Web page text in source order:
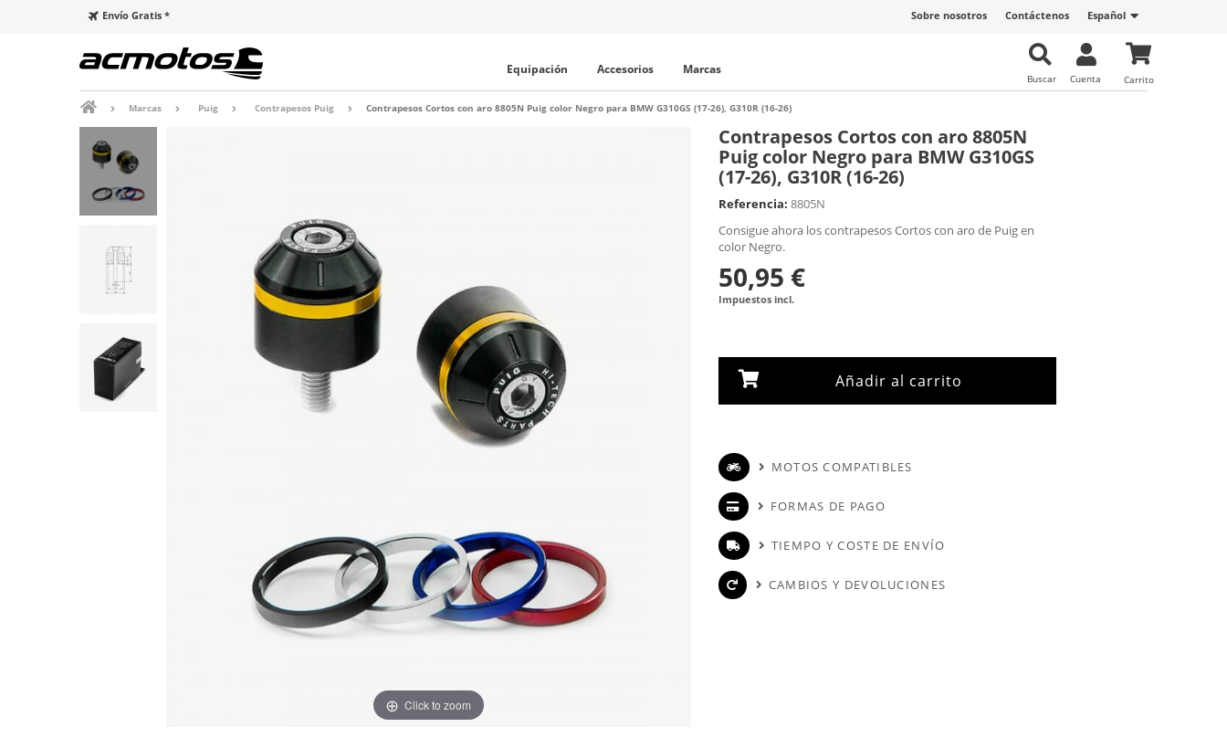
Español
Contáctenos
Sobre nosotros
Envío Gratis *
Carrito
Cuenta
Buscar
Equipación Accesorios Marcas
Marcas Puig Contrapesos Puig Contrapesos Cortos con aro 8805N Puig color Negro para BMW G310GS (17-26), G310R (16-26)
Click to zoom
Contrapesos Cortos con aro 8805N
Puig color Negro para BMW G310GS
(17-26), G310R (16-26)
Referencia: 8805N
Consigue ahora los contrapesos Cortos con aro de Puig en
color Negro.
50,95 €
Impuestos incl.
Añadir al carrito
MOTOS COMPATIBLES
FORMAS DE PAGO
TIEMPO Y COSTE DE ENVÍO
CAMBIOS Y DEVOLUCIONES